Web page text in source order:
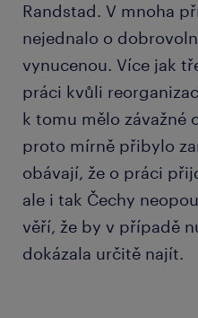
Randstad. V mnoha
nejednalo o
vynucenou. Více jak
práci kvůli
k tomu mělo závažné
proto mírně přibylo
obávají, že o práci
ale i tak Čechy
věří, že by v případě
dokázala určitě najít.